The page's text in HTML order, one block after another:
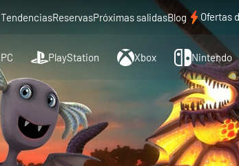
TendenciasReservasPróximas salidasBlog Ofertas
PC PlayStation Xbox Nintendo